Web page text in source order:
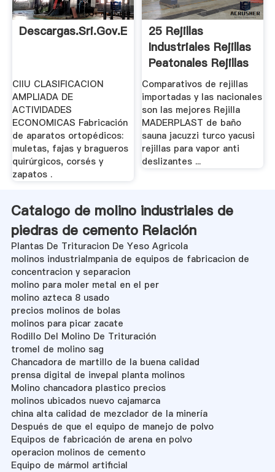
Descargas.sri.gov.ec
CIIU CLASIFICACION
AMPLIADA DE
ACTIVIDADES
ECONOMICAS Fabricación
de aparatos ortopédicos:
muletas, fajas y bragueros
quirúrgicos, corsés y
zapatos .
25 Rejillas
Industriales Rejillas
Peatonales Rejillas
...
Comparativos de rejillas
importadas y las nacionales
son las mejores Rejilla
MADERPLAST de baño
sauna jacuzzi turco yacusi
rejillas para vapor anti
deslizantes ...
Catalogo de molino industriales de
piedras de cemento Relación
Plantas De Trituracion De Yeso Agricola
molinos industrialmpania de equipos de fabricacion de
concentracion y separacion
molino para moler metal en el per
molino azteca 8 usado
precios molinos de bolas
molinos para picar zacate
Rodillo Del Molino De Trituración
tromel de molino sag
Chancadora de martillo de la buena calidad
prensa digital de invepal planta molinos
Molino chancadora plastico precios
molinos ubicados nuevo cajamarca
china alta calidad de mezclador de la minería
Después de que el equipo de manejo de polvo
Equipos de fabricación de arena en polvo
operacion molinos de cemento
Equipo de mármol artificial